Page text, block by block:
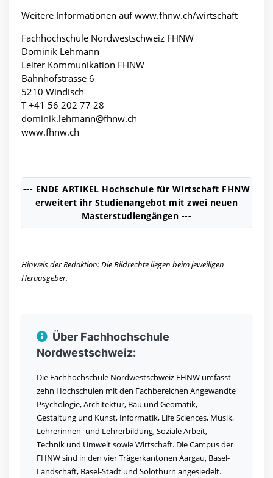
Weitere Informationen aufwww.fhnw.ch/wirtschaft
Fachhochschule Nordwestschweiz FHNW
Dominik Lehmann
Leiter Kommunikation FHNW
Bahnhofstrasse 6
5210 Windisch
T +41 56 202 77 28
dominik.lehmann@fhnw.ch
www.fhnw.ch
--- ENDE ARTIKEL Hochschule für Wirtschaft FHNW
erweitert ihr Studienangebot mit zwei neuen
Masterstudiengängen ---
Hinweis der Redaktion: Die Bildrechte liegen beim jeweiligen
Herausgeber.
Über Fachhochschule
Nordwestschweiz:
Die Fachhochschule Nordwestschweiz FHNW umfasst
zehn Hochschulen mit den Fachbereichen Angewandte
Psychologie, Architektur, Bau und Geomatik,
Gestaltung und Kunst, Informatik, Life Sciences, Musik,
Lehrerinnen- und Lehrerbildung, Soziale Arbeit,
Technik und Umwelt sowie Wirtschaft. Die Campus der
FHNW sind in den vier Trägerkantonen Aargau, Basel-
Landschaft, Basel-Stadt und Solothurn angesiedelt.